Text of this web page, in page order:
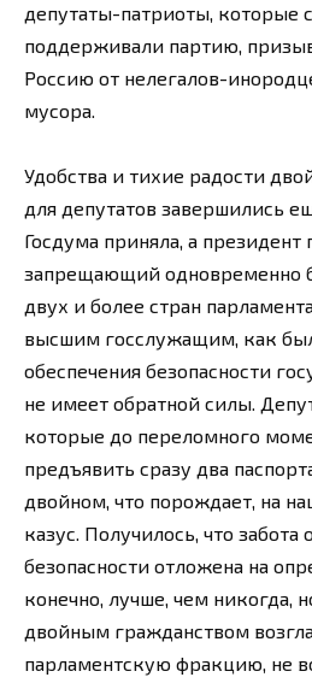
депутаты-патриоты, которые
поддерживали партию,
Россию от нелегалов-
мусора.
Удобства и тихие радости
для депутатов завершились
Госдума приняла, а президент
запрещающий одновременно
двух и более стран
высшим госслужащим, как
обеспечения безопасности
не имеет обратной силы.
которые до переломного
предъявить сразу два
двойном, что порождает, на
казус. Получилось, что забота
безопасности отложена на
конечно, лучше, чем никогда,
двойным гражданством
парламентскую фракцию, не